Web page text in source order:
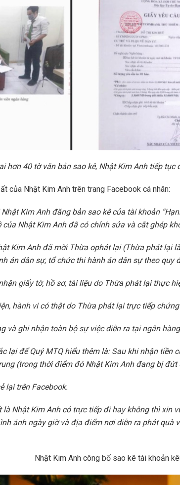
hơn 40 tờ văn bản sao kê, Nhật Kim Anh tiếp
của Nhật Kim Anh trên trang Facebook cá nhân:
Kim Anh đăng bản sao kê của tài khoản
Nhật Kim Anh đã có chỉnh sửa và cắt ghép
Kim Anh đã mời Thừa ophát lại (Thừa phát lại
án dân sự, tổ chức thi hành án dân sự theo
giấy tờ, hồ sơ, tài liệu do Thừa phát lại thực
hành vi có thật do Thừa phát lại trực tiếp
và ghi nhận toàn bộ sự việc diễn ra tại ngân
lại để Quý MTQ hiểu thêm là: Sau khi nhận
(trong thời điểm đó Nhật Kim Anh đang bị
lại trên Facebook.
là Nhật Kim Anh có trực tiếp đi hay không thì xin
ảnh ngày giờ và địa điểm nơi diễn ra phát